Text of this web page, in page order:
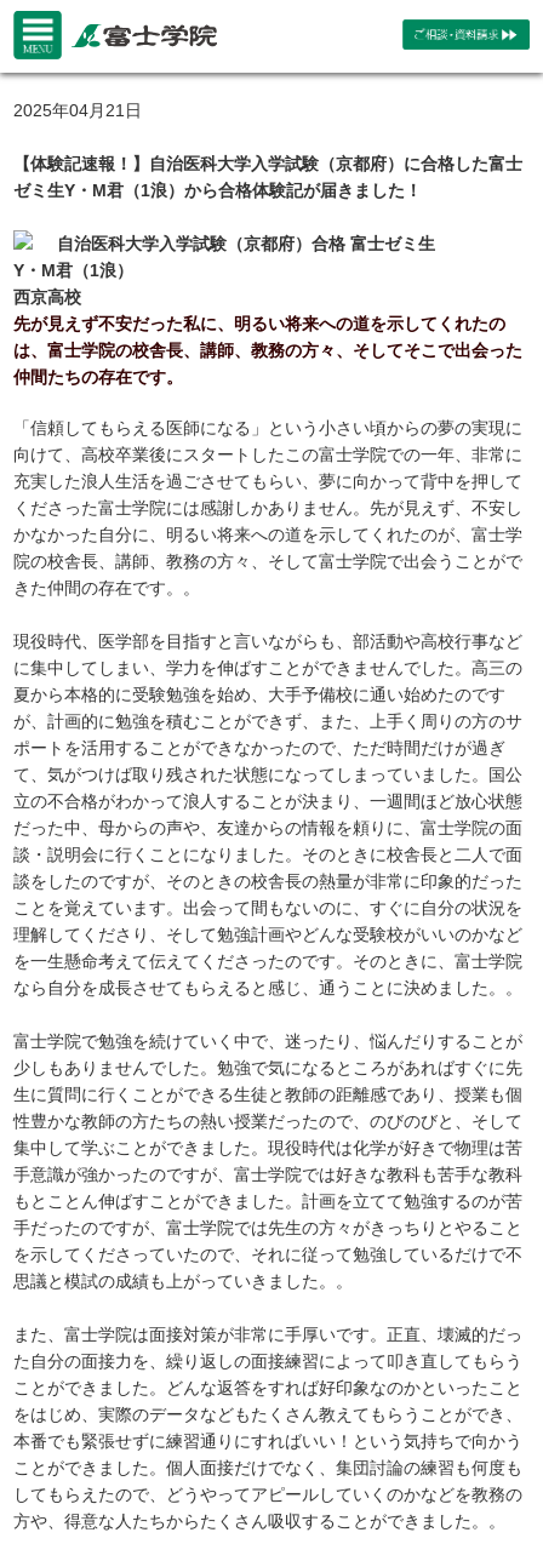
2025年04月21日
【体験記速報！】自治医科大学入学試験（京都府）に合格した富士
ゼミ生Y・M君（1浪）から合格体験記が届きました！
自治医科大学入学試験（京都府）合格 富士ゼミ生
Y・M君（1浪）
西京高校
先が見えず不安だった私に、明るい将来への道を示してくれたの
は、富士学院の校舎長、講師、教務の方々、そしてそこで出会った
仲間たちの存在です。
「信頼してもらえる医師になる」という小さい頃からの夢の実現に
向けて、高校卒業後にスタートしたこの富士学院での一年、非常に
充実した浪人生活を過ごさせてもらい、夢に向かって背中を押して
くださった富士学院には感謝しかありません。先が見えず、不安し
かなかった自分に、明るい将来への道を示してくれたのが、富士学
院の校舎長、講師、教務の方々、そして富士学院で出会うことがで
きた仲間の存在です。。
現役時代、医学部を目指すと言いながらも、部活動や高校行事など
に集中してしまい、学力を伸ばすことができませんでした。高三の
夏から本格的に受験勉強を始め、大手予備校に通い始めたのです
が、計画的に勉強を積むことができず、また、上手く周りの方のサ
ポートを活用することができなかったので、ただ時間だけが過ぎ
て、気がつけば取り残された状態になってしまっていました。国公
立の不合格がわかって浪人することが決まり、一週間ほど放心状態
だった中、母からの声や、友達からの情報を頼りに、富士学院の面
談・説明会に行くことになりました。そのときに校舎長と二人で面
談をしたのですが、そのときの校舎長の熱量が非常に印象的だった
ことを覚えています。出会って間もないのに、すぐに自分の状況を
理解してくださり、そして勉強計画やどんな受験校がいいのかなど
を一生懸命考えて伝えてくださったのです。そのときに、富士学院
なら自分を成長させてもらえると感じ、通うことに決めました。。
富士学院で勉強を続けていく中で、迷ったり、悩んだりすることが
少しもありませんでした。勉強で気になるところがあればすぐに先
生に質問に行くことができる生徒と教師の距離感であり、授業も個
性豊かな教師の方たちの熱い授業だったので、のびのびと、そして
集中して学ぶことができました。現役時代は化学が好きで物理は苦
手意識が強かったのですが、富士学院では好きな教科も苦手な教科
もとことん伸ばすことができました。計画を立てて勉強するのが苦
手だったのですが、富士学院では先生の方々がきっちりとやること
を示してくださっていたので、それに従って勉強しているだけで不
思議と模試の成績も上がっていきました。。
また、富士学院は面接対策が非常に手厚いです。正直、壊滅的だっ
た自分の面接力を、繰り返しの面接練習によって叩き直してもらう
ことができました。どんな返答をすれば好印象なのかといったこと
をはじめ、実際のデータなどもたくさん教えてもらうことができ、
本番でも緊張せずに練習通りにすればいい！という気持ちで向かう
ことができました。個人面接だけでなく、集団討論の練習も何度も
してもらえたので、どうやってアピールしていくのかなどを教務の
方や、得意な人たちからたくさん吸収することができました。。